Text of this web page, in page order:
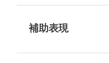
補助表現